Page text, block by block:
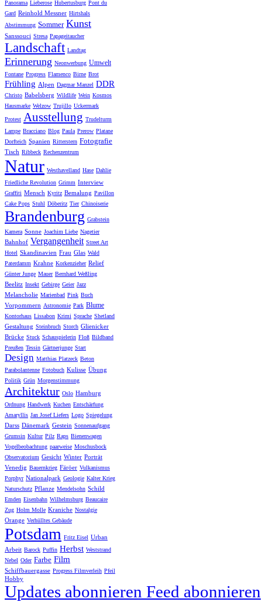
Panorama Lieberose Hubertusburg Pont du
Gard Reinhold Messner Hirtshals
Abstimmung Sommer Kunst
Sanssouci Stresa Papageitaucher
Landschaft Landtag
Erinnerung Neonwerbung Umwelt
Fontane Progress Flamenco Birne Brot
Frühling Alpen Dagmar Manzel DDR
Christo Babelsberg Wildlife Wein Kosmos
Hausmarke Welzow Trujillo Uckermark
Protest Ausstellung Trudelturm
Lampe Bracciano Blog Paula Prerow Platane
Dorfteich Spanien Ritterstern Fotografie
Tisch Ribbeck Rechenzentrum
Natur Westhavelland Hase Dahlie
Friedliche Revolution Grimm Interview
Graffiti Mensch Kyritz Bemalung Pavillon
Cake Pops Stuhl Döberitz Tier Chinoiserie
Brandenburg Grabstein
Kamera Sonne Joachim Liebe Nagetier
Bahnhof Vergangenheit Street Art
Hotel Skandinavien Frau Glas Wald
Paterdamm Krahne Korkenzieher Relief
Günter Junge Mauer Bernhard Weßling
Beelitz Insekt Gebirge Geier Jazz
Melancholie Marienbad Pink Buch
Vorpommern Astronomie Park Blume
Kontorhaus Lissabon Krimi Sprache Shetland
Gestaltung Steinbruch Storch Glienicker
Brücke Stuck Schauspielerin Floß Bildband
Preußen Tessin Gärtnerjunge Start
Design Matthias Platzeck Beton
Parabolantenne Fotobuch Kulisse Übung
Politik Grün Morgenstimmung
Architektur Oslo Hamburg
Ordnung Handwerk Kuchen Entschärfung
Amaryllis Jan Josef Liefers Logo Spiegelung
Darss Dänemark Gestein Sonnenaufgang
Grumsin Kultur Pilz Raps Bienenwagen
Vogelbeobachtung paarweise Moschusbock
Observatorium Gesicht Winter Porträt
Venedig Bauernkrieg Färöer Vulkanismus
Porphyr Nationalpark Geologie Kalter Krieg
Naturschutz Pflanze Mendelsohn Schild
Emden Eisenbahn Wilhelmsburg Beaucaire
Zug Holm Molle Kraniche Nostalgie
Orange Verhülltes Gebäude
Potsdam Fritz Eisel Urban
Arbeit Barock Puffin Herbst Weststrand
Nebel Oder Farbe Film
Schiffbauergasse Progress Filmverleih Pfeil
Hobby
Updates abonnieren Feed abonnieren